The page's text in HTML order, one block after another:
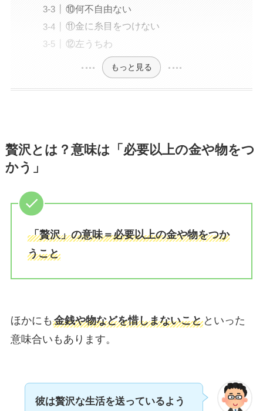
⑩何不自由ない
⑪金に糸目をつけない
⑫左うちわ
もっと見る
贅沢とは？意味は「必要以上の金や物をつ
かう」
「贅沢」の意味＝必要以上の金や物をつか
うこと
ほかにも 金銭や物などを惜しまないことといった
意味合いもあります。
彼は贅沢な生活を送っているよう